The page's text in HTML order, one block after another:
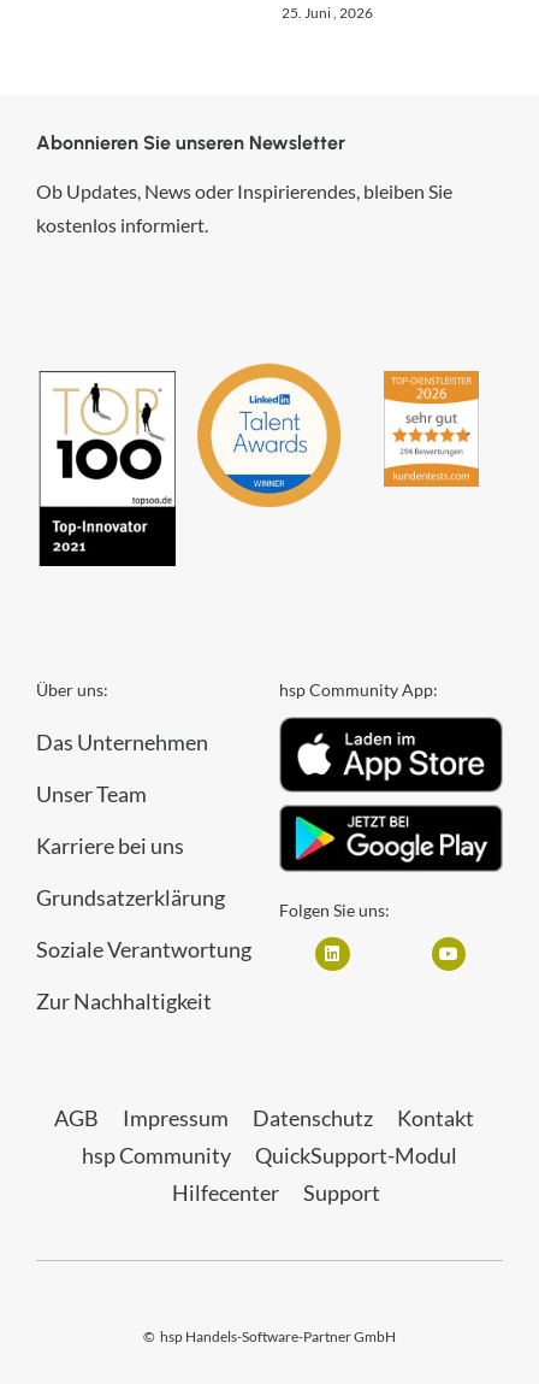
25. Juni , 2026
Abonnieren Sie unseren Newsletter
Ob Updates, News oder Inspirierendes, bleiben Sie
kostenlos informiert.
Über uns:
Das Unternehmen
Unser Team
Karriere bei uns
Grundsatzerklärung
Soziale Verantwortung
Zur Nachhaltigkeit
hsp Community App:
Folgen Sie uns:
© hsp Handels-Software-Partner GmbH
AGB Impressum Datenschutz
Kontakt
hsp Community
QuickSupport-Modul
Hilfecenter
Support